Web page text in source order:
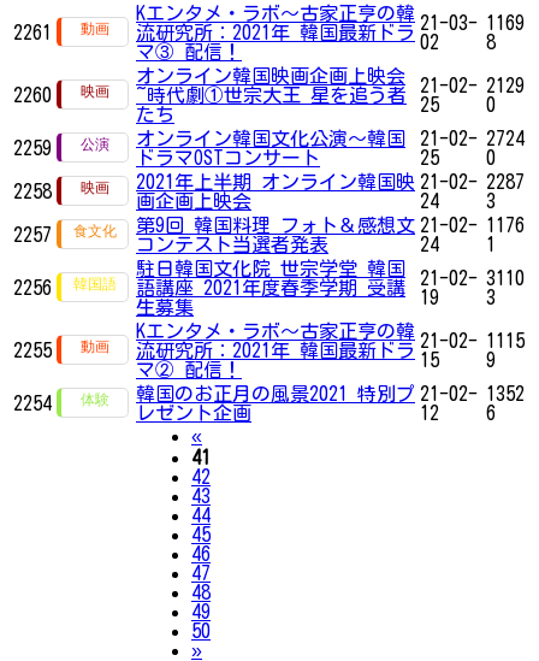
2261
Kエンタメ・ラボ～古家正亨の韓
流研究所：2021年 韓国最新ドラ
マ③ 配信！
21-03-
02
1169
8
2260
オンライン韓国映画企画上映会
~時代劇①世宗大王 星を追う者
たち
21-02-
25
2129
0
2259
オンライン韓国文化公演〜韓国
ドラマOSTコンサート
21-02-
25
2724
0
2258
2021年上半期 オンライン韓国映
画企画上映会
21-02-
24
2287
3
2257
第9回 韓国料理 フォト＆感想文
コンテスト当選者発表
21-02-
24
1176
1
2256
駐日韓国文化院 世宗学堂 韓国
語講座 2021年度春季学期 受講
生募集
21-02-
19
3110
3
2255
Kエンタメ・ラボ～古家正亨の韓
流研究所：2021年 韓国最新ドラ
マ② 配信！
21-02-
15
1115
9
2254
韓国のお正月の風景2021 特別プ
レゼント企画
21-02-
12
1352
6
«Previous
41
42
43
44
45
46
47
48
49
50
»Next